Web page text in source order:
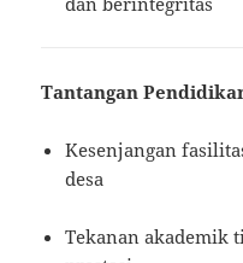
Tantangan
Kesenjangan
desa
Tekanan akademik